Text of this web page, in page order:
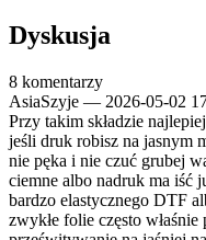
Dyskusja
8 komentarzy
AsiaSzyje — 2026-05-02
Przy takim składzie
jeśli druk robisz na jasnym
nie pęka i nie czuć grubej
ciemne albo nadruk ma iść
bardzo elastycznego DTF
zwykłe folie często